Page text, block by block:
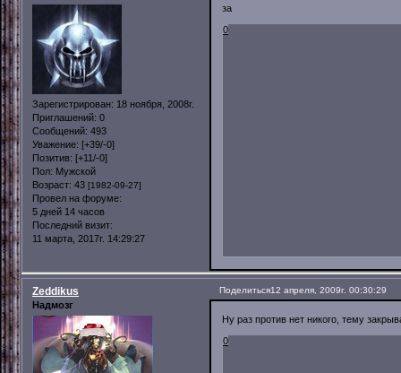
Зарегистрирован: 18 ноября, 2008г.
Приглашений: 0
Сообщений: 493
Уважение: [+39/-0]
Позитив: [+11/-0]
Пол: Мужской
Возраст: 43 [1982-09-27]
Провел на форуме:
5 дней 14 часов
Последний визит:
11 марта, 2017г. 14:29:27
за
0
Поделиться12 апреля, 2009г. 00:30:29
Zeddikus
Надмозг
Ну раз против нет никого, тему
0